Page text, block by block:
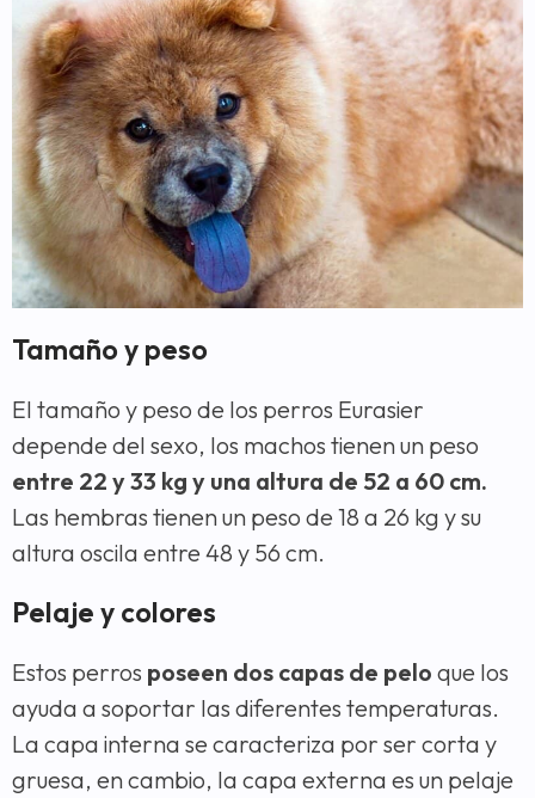
Tamaño y peso
El tamaño y peso de los perros Eurasier
depende del sexo, los machos tienen un peso
entre 22 y 33 kg y una altura de 52 a 60 cm.
Las hembras tienen un peso de 18 a 26 kg y su
altura oscila entre 48 y 56 cm.
Pelaje y colores
Estos perros poseen dos capas de pelo que los
ayuda a soportar las diferentes temperaturas.
La capa interna se caracteriza por ser corta y
gruesa, en cambio, la capa externa es un pelaje